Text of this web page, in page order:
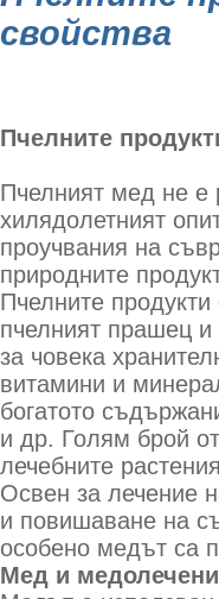
свойства
Пчелните
Пчелният мед не е
хилядолетният
проучвания на
природните
Пчелните
пчелният прашец
за човека
витамини и
богатото
и др. Голям брой
лечебните
Освен за лечение
и повишаване на
особено медът са
Мед и